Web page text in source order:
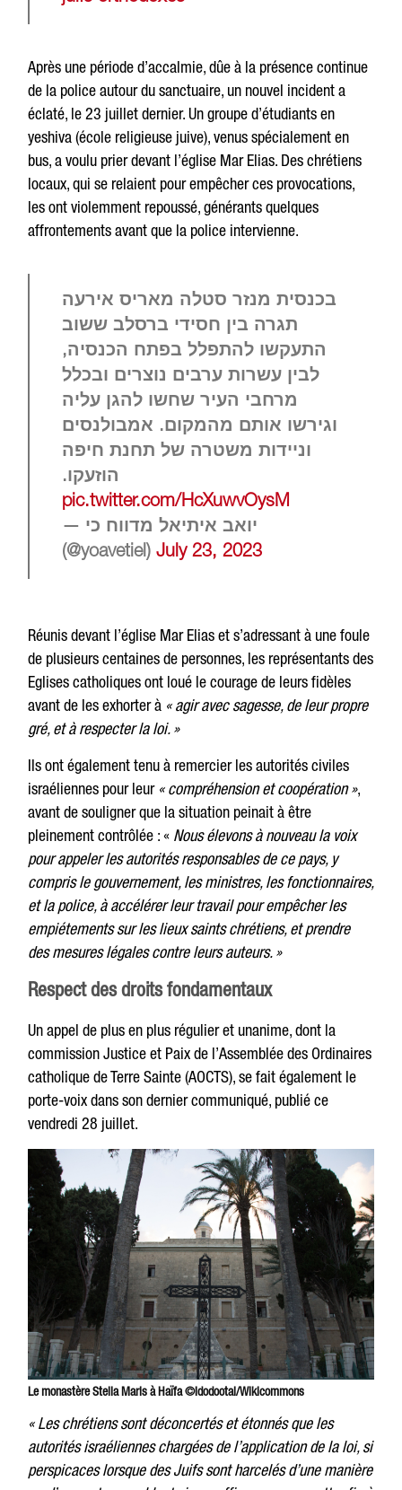
Après une période d’accalmie, dûe à la présence continue
de la police autour du sanctuaire, un nouvel incident a
éclaté, le 23 juillet dernier. Un groupe d’étudiants en
yeshiva (école religieuse juive), venus spécialement en
bus, a voulu prier devant l’église Mar Elias. Des chrétiens
locaux, qui se relaient pour empêcher ces provocations,
les ont violemment repoussé, générants quelques
affrontements avant que la police intervienne.
בכנסית מנזר סטלה מאריס אירעה
תגרה בין חסידי ברסלב ששוב
התעקשו להתפלל בפתח הכנסיה,
לבין עשרות ערבים נוצרים ובכלל
מרחבי העיר שחשו להגן עליה
וגירשו אותם מהמקום. אמבולנסים
וניידות משטרה של תחנת חיפה
הוזעקו.
pic.twitter.com/HcXuwvOysM
— יואב איתיאל מדווח כי
(@yoavetiel)July 23, 2023
Réunis devant l’église Mar Elias et s’adressant à une foule
de plusieurs centaines de personnes, les représentants des
Eglises catholiques ont loué le courage de leurs fidèles
avant de les exhorter à « agir avec sagesse, de leur propre
gré, et à respecter la loi. »
Ils ont également tenu à remercier les autorités civiles
israéliennes pour leur « compréhension et coopération »,
avant de souligner que la situation peinait à être
pleinement contrôlée : « Nous élevons à nouveau la voix
pour appeler les autorités responsables de ce pays, y
compris le gouvernement, les ministres, les fonctionnaires,
et la police, à accélérer leur travail pour empêcher les
empiétements sur les lieux saints chrétiens, et prendre
des mesures légales contre leurs auteurs. »
Respect des droits fondamentaux
Un appel de plus en plus régulier et unanime, dont la
commission Justice et Paix de l’Assemblée des Ordinaires
catholique de Terre Sainte (AOCTS), se fait également le
porte-voix dans son dernier communiqué, publié ce
vendredi 28 juillet.
Le monastère Stella Maris à Haïfa ©Idodootal/Wikicommons
« Les chrétiens sont déconcertés et étonnés que les
autorités israéliennes chargées de l’application de la loi, si
perspicaces lorsque des Juifs sont harcelés d’une manière